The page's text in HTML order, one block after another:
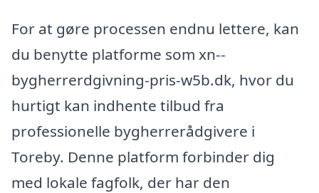
For at gøre processen endnu lettere, kan
du benytte platforme som xn--
bygherrerdgivning-pris-w5b.dk, hvor du
hurtigt kan indhente tilbud fra
professionelle bygherrerådgivere i
Toreby. Denne platform forbinder dig
med lokale fagfolk, der har den